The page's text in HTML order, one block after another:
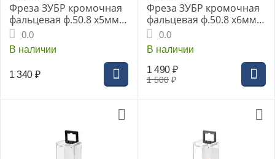
Фреза ЗУБР кромочная
фальцевая ф.50.8 х5мм
хв.12мм подшипник
22мм (28757-50.8-5-12)
0.0
В наличии
1 340 ₽
Фреза ЗУБР кромочная
фальцевая ф.50.8 х6мм
хв.12мм подшипник
22мм (28757-50.8-6-12)
0.0
В наличии
1 500 ₽
1 490 ₽